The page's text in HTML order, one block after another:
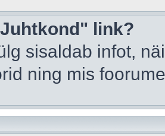
link?
sisaldab infot,
ning mis